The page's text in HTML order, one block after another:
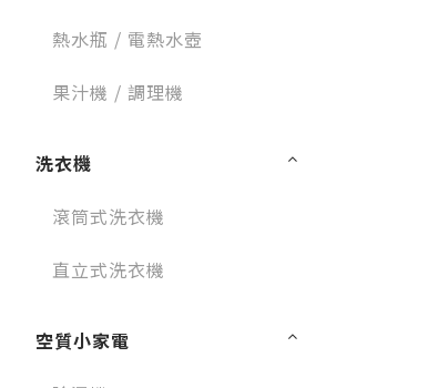
熱水瓶 / 電熱水壺
果汁機 / 調理機
洗衣機
滾筒式洗衣機
直立式洗衣機
空質小家電